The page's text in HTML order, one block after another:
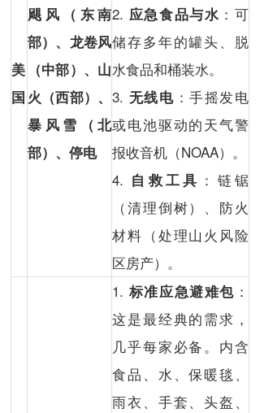
美
国
飓风（东南
部）、 龙卷风
（中部）、 山
火 （西部）、
暴风雪
（北
部）、 停电
2. 应急食品与水 ：可
储存多年的罐头、脱
水食品和桶装水。
3. 无线电 ：手摇发电
或电池驱动的天气警
报收音机（NOAA）。
4. 自救工具 ：链锯
（清理倒树）、防火
材料（处理山火风险
区房产）。
1. 标准应急避难包 ：
这是最经典的需求，
几乎每家必备。内含
食品、水、保暖毯、
雨衣、手套、头盔、